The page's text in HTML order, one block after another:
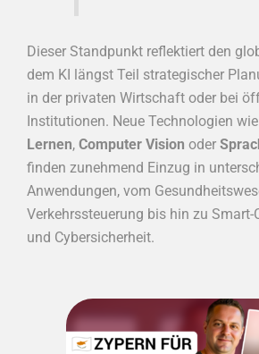
Dieser Standpunkt reflektiert den
dem KI längst Teil strategischer
in der privaten Wirtschaft oder bei
Institutionen. Neue Technologien wie
Lernen, Computer Vision oder
finden zunehmend Einzug in
Anwendungen, vom
Verkehrssteuerung bis hin zu Smart-
und Cybersicherheit.